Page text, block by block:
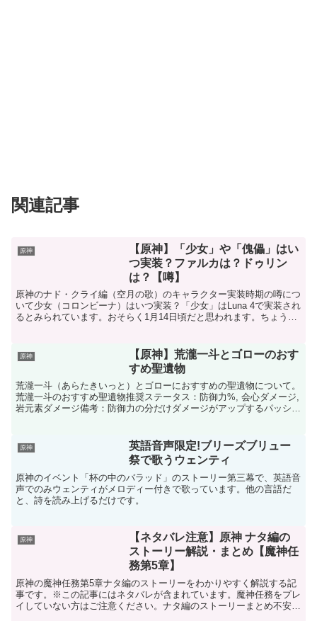
関連記事
原神
【原神】「少女」や「傀儡」はい
つ実装？ファルカは？ドゥリン
は？【噂】
原神のナド・クライ編（空月の歌）のキャラクター実装時期の噂につ
いて少女（コロンビーナ）はいつ実装？「少女」はLuna 4で実装され
るとみられています。おそらく1月14日頃だと思われます。ちょうど
原神
【原神】荒瀧一斗とゴローのおす
すめ聖遺物
荒瀧一斗（あらたきいっと）とゴローにおすすめの聖遺物について。
荒瀧一斗のおすすめ聖遺物推奨ステータス：防御力%, 会心ダメージ,
岩元素ダメージ備考：防御力の分だけダメージがアップするパッシブ
原神
英語音声限定!ブリーズブリュー
祭で歌うウェンティ
原神のイベント「杯の中のバラッド」のストーリー第三幕で、英語音
声でのみウェンティがメロディー付きで歌っています。他の言語だ
と、詩を読み上げるだけです。
原神
【ネタバレ注意】原神 ナタ編の
ストーリー解説・まとめ【魔神任
務第5章】
原神の魔神任務第5章ナタ編のストーリーをわかりやすく解説する記
事です。※この記事にはネタバレが含まれています。魔神任務をプレ
イしていない方はご注意ください。ナタ編のストーリーまとめ不安定